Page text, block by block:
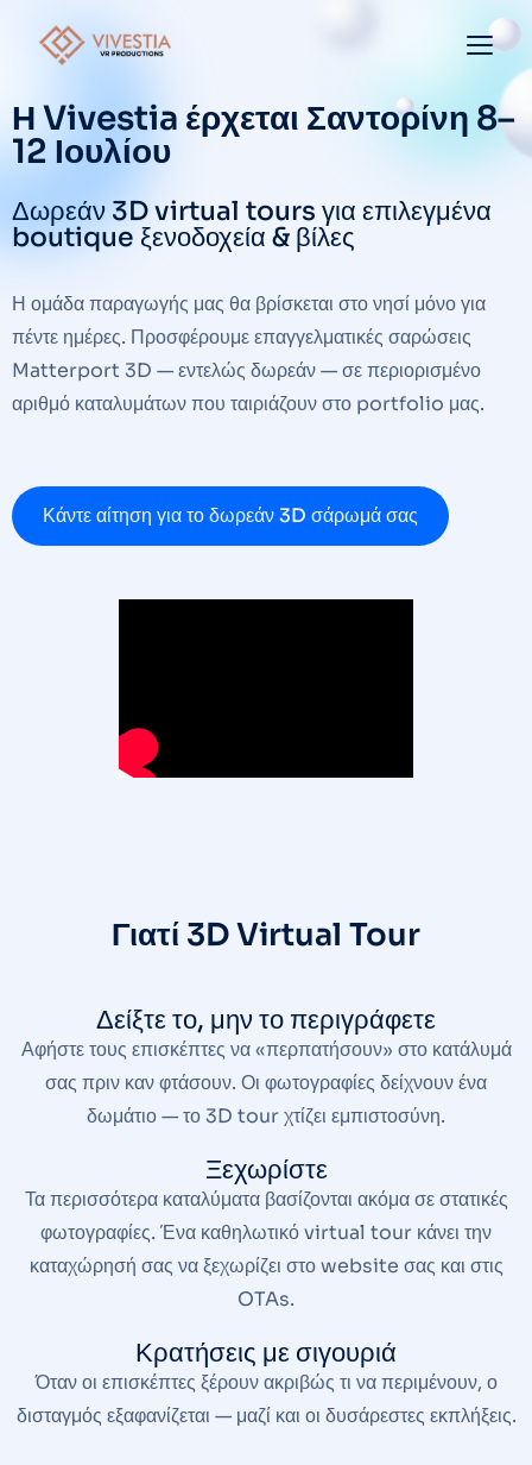
Η Vivestia έρχεται Σαντορίνη 8–
12 Ιουλίου
Δωρεάν 3D virtual tours για επιλεγμένα
boutique ξενοδοχεία & βίλες
Η ομάδα παραγωγής μας θα βρίσκεται στο νησί μόνο για
πέντε ημέρες. Προσφέρουμε επαγγελματικές σαρώσεις
Matterport 3D — εντελώς δωρεάν — σε περιορισμένο
αριθμό καταλυμάτων που ταιριάζουν στο portfolio μας.
Κάντε αίτηση για το δωρεάν 3D σάρωμά σας
Γιατί 3D Virtual Tour
Δείξτε το, μην το περιγράφετε
Αφήστε τους επισκέπτες να «περπατήσουν» στο κατάλυμά
σας πριν καν φτάσουν. Οι φωτογραφίες δείχνουν ένα
δωμάτιο — το 3D tour χτίζει εμπιστοσύνη.
Ξεχωρίστε
Τα περισσότερα καταλύματα βασίζονται ακόμα σε στατικές
φωτογραφίες. Ένα καθηλωτικό virtual tour κάνει την
καταχώρησή σας να ξεχωρίζει στο website σας και στις
OTAs.
Κρατήσεις με σιγουριά
Όταν οι επισκέπτες ξέρουν ακριβώς τι να περιμένουν, ο
δισταγμός εξαφανίζεται — μαζί και οι δυσάρεστες εκπλήξεις.